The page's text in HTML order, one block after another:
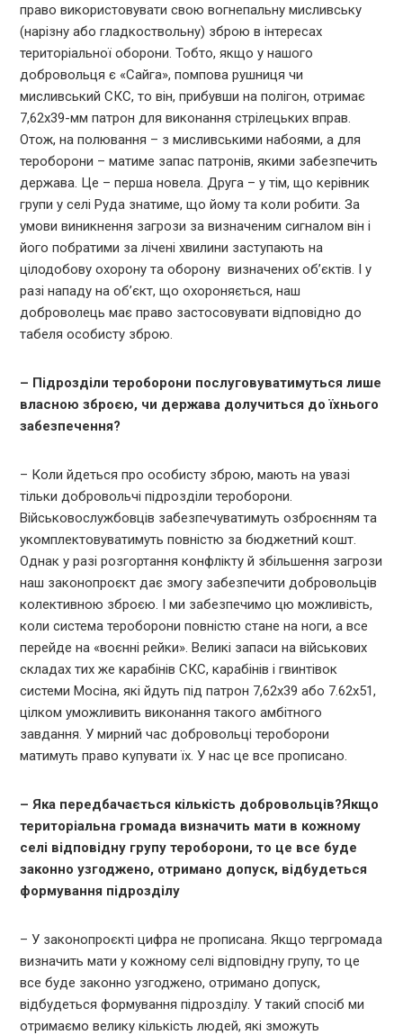
право використовувати свою вогнепальну мисливську
(нарізну або гладкоствольну) зброю в інтересах
територіальної оборони. Тобто, якщо у нашого
добровольця є «Сайга», помпова рушниця чи
мисливський СКС, то він, прибувши на полігон, отримає
7,62х39-мм патрон для виконання стрілецьких вправ.
Отож, на полювання – з мисливськими набоями, а для
тероборони – матиме запас патронів, якими забезпечить
держава. Це – перша новела. Друга – у тім, що керівник
групи у селі Руда знатиме, що йому та коли робити. За
умови виникнення загрози за визначеним сигналом він і
його побратими за лічені хвилини заступають на
цілодобову охорону та оборону визначених об’єктів. І у
разі нападу на об’єкт, що охороняється, наш
доброволець має право застосовувати відповідно до
табеля особисту зброю.
– Підрозділи тероборони послуговуватимуться лише
власною зброєю, чи держава долучиться до їхнього
забезпечення?
– Коли йдеться про особисту зброю, мають на увазі
тільки добровольчі підрозділи тероборони.
Військовослужбовців забезпечуватимуть озброєнням та
укомплектовуватимуть повністю за бюджетний кошт.
Однак у разі розгортання конфлікту й збільшення загрози
наш законопроєкт дає змогу забезпечити добровольців
колективною зброєю. І ми забезпечимо цю можливість,
коли система тероборони повністю стане на ноги, а все
перейде на «воєнні рейки». Великі запаси на військових
складах тих же карабінів СКС, карабінів і гвинтівок
системи Мосіна, які йдуть під патрон 7,62х39 або 7.62х51,
цілком уможливить виконання такого амбітного
завдання. У мирний час добровольці тероборони
матимуть право купувати їх. У нас це все прописано.
– Яка передбачається кількість добровольців?Якщо
територіальна громада визначить мати в кожному
селі відповідну групу тероборони, то це все буде
законно узгоджено, отримано допуск, відбудеться
формування підрозділу
– У законопроєкті цифра не прописана. Якщо тергромада
визначить мати у кожному селі відповідну групу, то це
все буде законно узгоджено, отримано допуск,
відбудеться формування підрозділу. У такий спосіб ми
отримаємо велику кількість людей, які зможуть